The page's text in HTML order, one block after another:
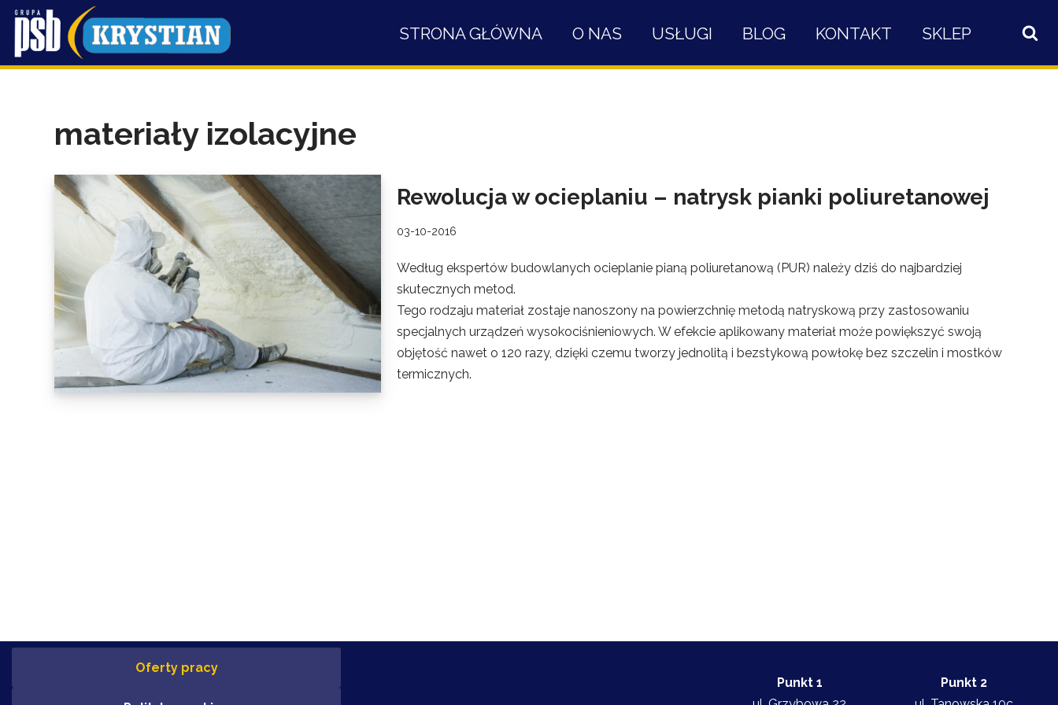
Przejdź
do
STRONA GŁÓWNA O NAS USŁUGI BLOG KONTAKT SKLEP
materiały izolacyjne
Rewolucja w ocieplaniu – natrysk pianki poliuretanowej
03-10-2016
Według ekspertów budowlanych ocieplanie pianą poliuretanową (PUR) należy dziś do najbardziej
skutecznych metod.
Tego rodzaju materiał zostaje nanoszony na powierzchnię metodą natryskową przy zastosowaniu
specjalnych urządzeń wysokociśnieniowych. W efekcie aplikowany materiał może powiększyć swoją
objętość nawet o 120 razy, dzięki czemu tworzy jednolitą i bezstykową powłokę bez szczelin i mostków
termicznych.
Oferty pracy
Punkt 1
Punkt 2